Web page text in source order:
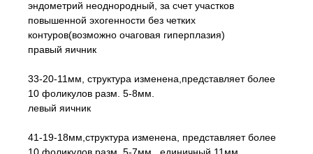
эндометрий неоднородный, за счет участков
повышенной эхогенности без четких
контуров(возможно очаговая гиперплазия)
правый яичник
33-20-11мм, структура изменена,представляет более
10 фоликулов разм. 5-8мм.
левый яичник
41-19-18мм,структура изменена, представляет более